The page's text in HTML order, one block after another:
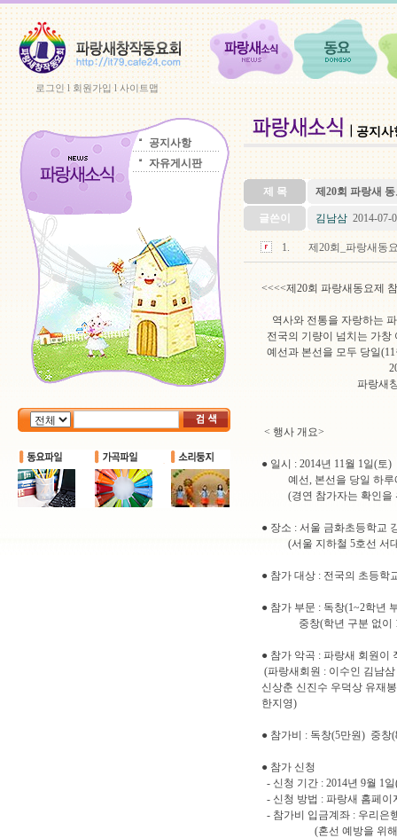
로그인l 회원가입l사이트맵
공지사항
자유게시판
공지사
제 목 제20회 파랑새
글쓴이 김남삼 2014-07-
1. 제20회_파랑새동
<<<<제20회 파랑새동요제
역사와 전통을 자랑하는
전국의 기량이 넘치는 가창
예선과 본선을 모두 당일
2014.
파랑새창작동요
< 행사 개요>
● 일시 : 2014년 11월 1일(토)
예선, 본선을 당일 하루
(경연 참가자는 확인을
● 장소 : 서울 금화초등학교
(서울 지하철 5호선 서대
● 참가 대상 : 전국의 초등학
● 참가 부문 : 독창(1~2학년
중창(학년 구분 없이 10
● 참가 악곡 : 파랑새 회원이
(파랑새회원 : 이수인 김남
신상춘 신진수 우덕상 유재
한지영)
● 참가비 : 독창(5만원) 중창
● 참가 신청
- 신청 기간 : 2014년 9월 1
- 신청 방법 : 파랑새 홈페이
- 참가비 입금계좌 : 우리은
(혼선 예방을 위해 반